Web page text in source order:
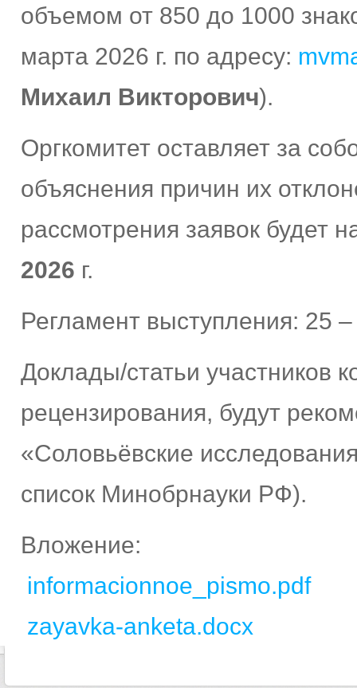
объемом от 850 до 1000
марта 2026 г. по адресу:
Михаил Викторович).
Оргкомитет оставляет за
объяснения причин их
рассмотрения заявок будет
2026 г.
Регламент выступления: 25
Доклады/статьи участников
рецензирования, будут
«Соловьёвские
список Минобрнауки РФ).
Вложение:
informacionnoe_pismo.pdf
zayavka-anketa.docx